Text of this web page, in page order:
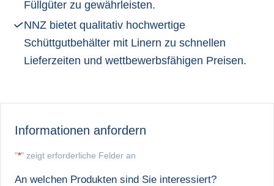
Füllgüter zu gewährleisten.
NNZ bietet qualitativ hochwertige
Schüttgutbehälter mit Linern zu schnellen
Lieferzeiten und wettbewerbsfähigen Preisen.
Informationen anfordern
"*" zeigt erforderliche Felder an
An welchen Produkten sind Sie interessiert?